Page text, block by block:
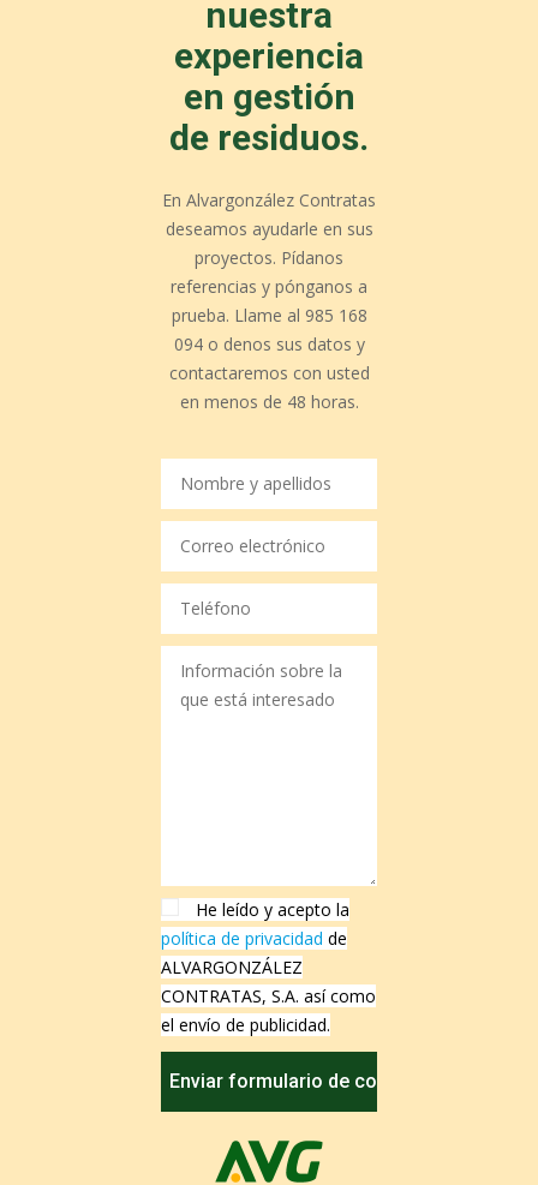
nuestra
experiencia
en gestión
de residuos.
En Alvargonzález Contratas
deseamos ayudarle en sus
proyectos. Pídanos
referencias y pónganos a
prueba. Llame al 985 168
094 o denos sus datos y
contactaremos con usted
en menos de 48 horas.
He leído y acepto la
política de privacidad de
ALVARGONZÁLEZ
CONTRATAS, S.A. así como
el envío de publicidad.